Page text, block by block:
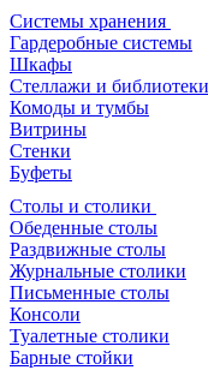
Системы хранения
Гардеробные системы
Шкафы
Стеллажи и библиотеки
Комоды и тумбы
Витрины
Стенки
Буфеты
Столы и столики
Обеденные столы
Раздвижные столы
Журнальные столики
Письменные столы
Консоли
Туалетные столики
Барные стойки